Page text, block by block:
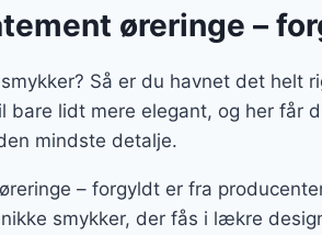
øreringe –
Så er du havnet det helt
bare lidt mere elegant, og her får
mindste detalje.
– forgyldt er fra
smykker, der fås i lækre